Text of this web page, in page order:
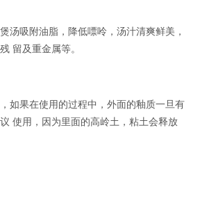
汤吸附油脂，降低嘌呤，汤汁清爽鲜美，
留及重金属等。
如果在使用的过程中，外面的釉质一旦有
使用，因为里面的高岭土，粘土会释放